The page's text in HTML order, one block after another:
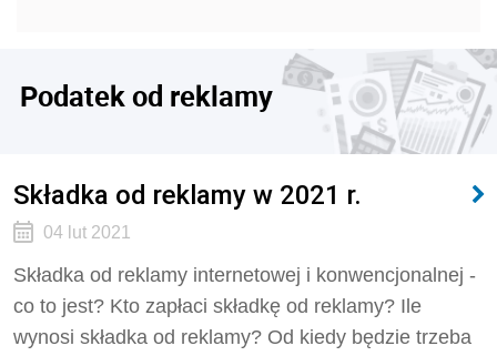
Podatek od reklamy
Składka od reklamy w 2021 r.
04 lut 2021
Składka od reklamy internetowej i konwencjonalnej -
co to jest? Kto zapłaci składkę od reklamy? Ile
wynosi składka od reklamy? Od kiedy będzie trzeba